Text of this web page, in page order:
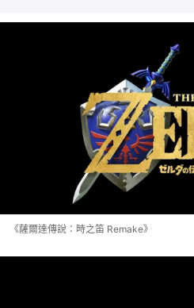
《薩爾達傳說：時之笛 Remake》